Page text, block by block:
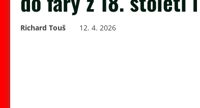
Richard Touš 12. 4. 2026